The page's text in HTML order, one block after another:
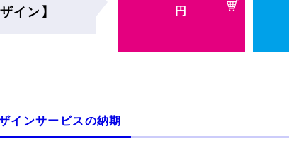
イン】
円
インサービスの納期